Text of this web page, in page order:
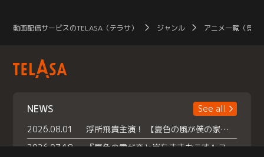
動画配信サービスのTELASA（テラサ） ジャンル アニメ一覧（見放
NEWS
See all
2026.08.01
浮所飛貴主演！ 【夏色の風が僕の家にやってきた】 本日よりテラサで独占配信スタート！
2026.07.18
『夏色の雲が恋と嵐をまきおこす』スペシャルメイキング 【Part1】2026年７月18日（土）23時30分～配信スタート！話題のシーンの裏側を大公開！豪華キャスト大集合！ 『武宮家 真夏の家族会議』開催！